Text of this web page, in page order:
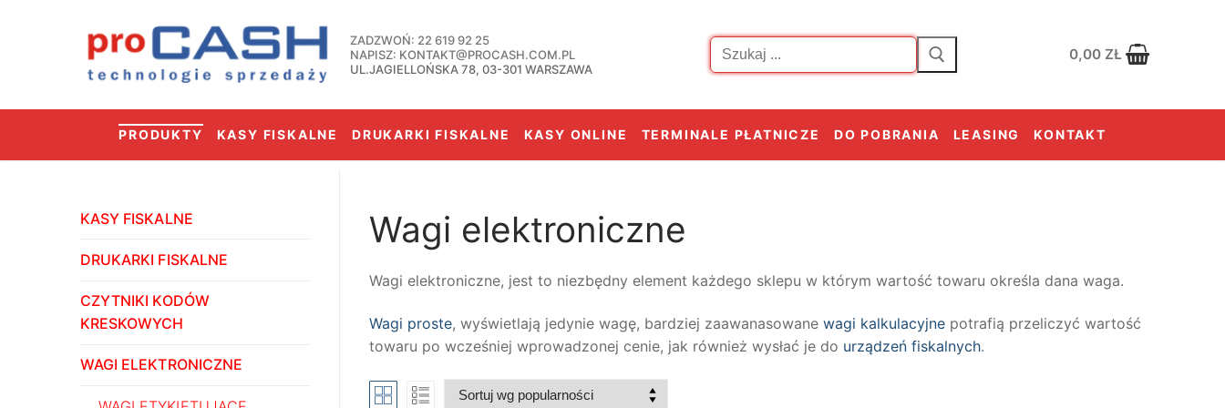
ZADZWOŃ: 22 619 92 25
NAPISZ: KONTAKT@PROCASH.COM.PL
UL.JAGIELLOŃSKA 78, 03-301 WARSZAWA
Szukaj:
0,00 ZŁ
PRODUKTY KASY FISKALNE DRUKARKI FISKALNE KASY ONLINE TERMINALE PŁATNICZE DO POBRANIA LEASING KONTAKT
Wagi elektroniczne
Wagi elektroniczne, jest to niezbędny element każdego sklepu w którym wartość towaru określa dana waga.
Wagi proste, wyświetlają jedynie wagę, bardziej zaawanasowane wagi kalkulacyjne potrafią przeliczyć wartość
towaru po wcześniej wprowadzonej cenie, jak również wysłać je do urządzeń fiskalnych.
KASY FISKALNE
DRUKARKI FISKALNE
CZYTNIKI KODÓW
KRESKOWYCH
WAGI ELEKTRONICZNE